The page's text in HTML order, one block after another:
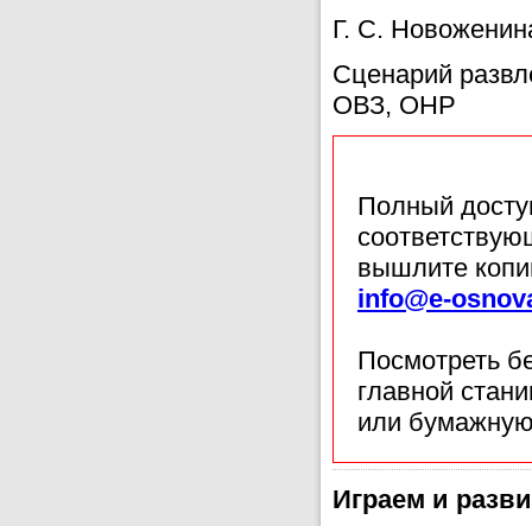
Г. С.
Сценарий
ОВЗ, ОНР
Полный
вышлите
info@e-
Посмотреть
главной
или
Играем и